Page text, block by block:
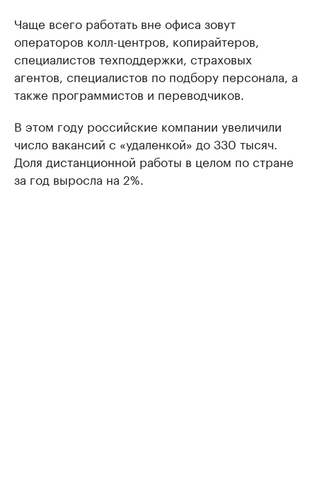
Чаще всего работать вне офиса зовут
операторов колл-центров, копирайтеров,
специалистов техподдержки, страховых
агентов, специалистов по подбору персонала, а
также программистов и переводчиков.
В этом году российские компании увеличили
число вакансий с «удаленкой» до 330 тысяч.
Доля дистанционной работы в целом по стране
за год выросла на 2%.